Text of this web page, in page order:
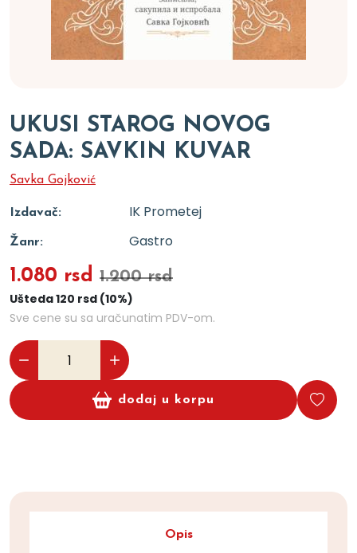
UKUSI STAROG NOVOG
SADA: SAVKIN KUVAR
Savka Gojković
Izdavač: IK Prometej
Žanr: Gastro
1.080 rsd 1.200 rsd
Ušteda 120 rsd (10%)
Sve cene su sa uračunatim PDV-om.
dodaj u korpu
Opis